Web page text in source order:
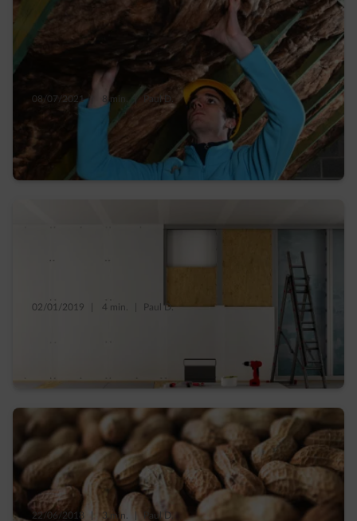
08/07/2021 8 min. Paul D.
7 types d’isolation pour votre toiture,
grenier et combles perdus
02/01/2019 4 min. Paul D.
Isoler les murs intérieurs : pourquoi et avec
22/06/2018 3 min. Paul D.